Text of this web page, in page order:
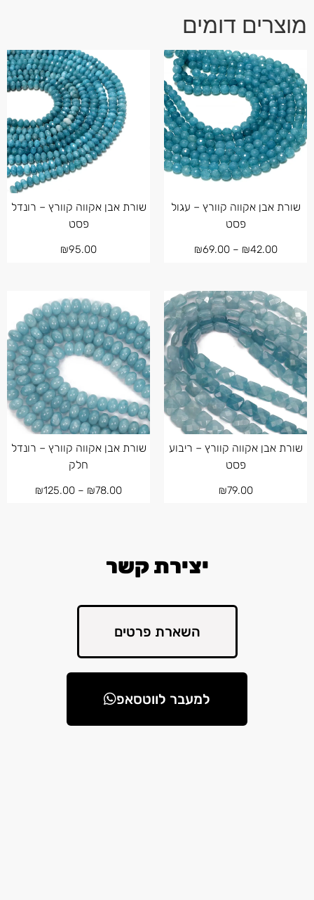
מוצרים דומים
שורת אבן אקווה קוורץ – עגול
פסט
₪42.00
–
₪69.00
שורת אבן אקווה קוורץ – רונדל
פסט
₪95.00
שורת אבן אקווה קוורץ – ריבוע
פסט
₪79.00
שורת אבן אקווה קוורץ – רונדל
חלק
₪78.00
–
₪125.00
יצירת קשר
השארת פרטים
למעבר לווטסאפ